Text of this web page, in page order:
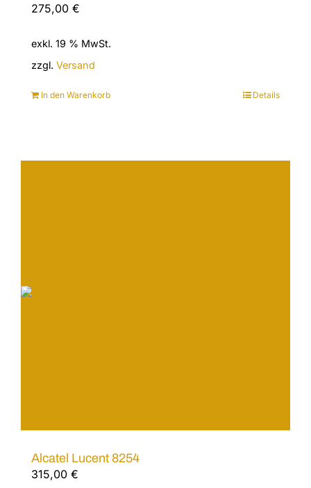
275,00 €
exkl. 19 % MwSt.
zzgl. Versand
In den Warenkorb Details
Alcatel Lucent 8254
315,00 €